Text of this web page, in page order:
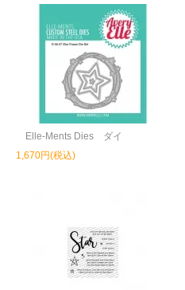
Elle-Ments Dies ダイ
1,670円(税込)